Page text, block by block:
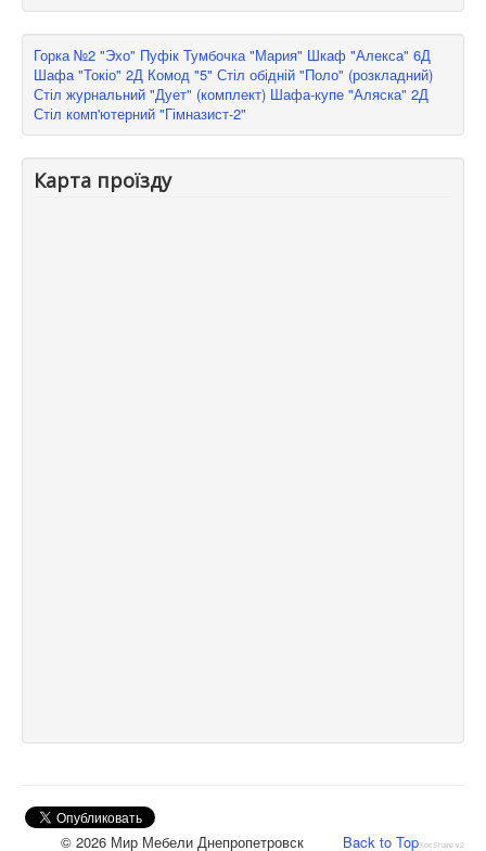
Горка №2 "Эхо" Пуфік Тумбочка "Мария" Шкаф "Алекса" 6Д
Шафа "Токіо" 2Д Комод "5" Стіл обідній "Поло" (розкладний)
Стіл журнальний "Дует" (комплект) Шафа-купе "Аляска" 2Д
Стіл комп'ютерний "Гімназист-2"
Карта проїзду
SocShare v2
Back to Top
© 2026 Мир Мебели Днепропетровск